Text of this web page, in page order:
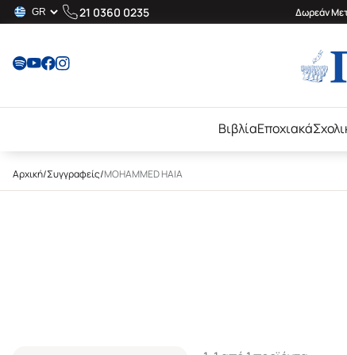
21 0360 0235 Δωρεάν
ΒιβλίαΕποχιακά
Αρχική/Συγγραφείς/MOHAMMED HAIA